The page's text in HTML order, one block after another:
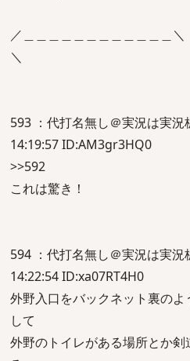
／＿＿＿＿＿＿＿＿＿＿＿＿
＼
593 ：代打名無し＠実況は実
14:19:57 ID:AM3gr3HQ0
>>592
これは驚き！
594 ：代打名無し＠実況は実
14:22:54 ID:xa07RT4H0
外野入口をバックネット裏の
して
外野のトイレがある場所とか